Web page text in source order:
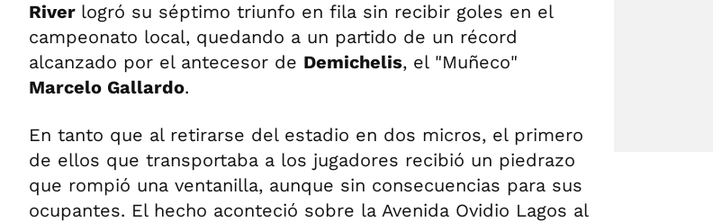
River logró su séptimo triunfo en fila sin recibir goles en el
campeonato local, quedando a un partido de un récord
alcanzado por el antecesor de Demichelis, el "Muñeco"
Marcelo Gallardo.
En tanto que al retirarse del estadio en dos micros, el primero
de ellos que transportaba a los jugadores recibió un piedrazo
que rompió una ventanilla, aunque sin consecuencias para sus
ocupantes. El hecho aconteció sobre la Avenida Ovidio Lagos al